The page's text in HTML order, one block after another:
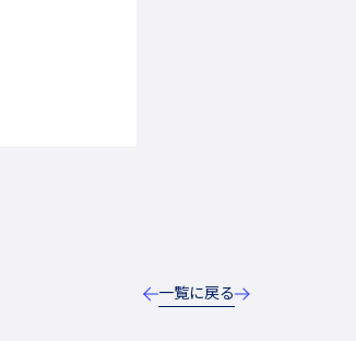
一覧に戻る